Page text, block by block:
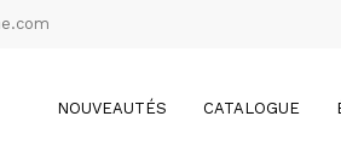
NOUVEAUTÉS CATALOGUE